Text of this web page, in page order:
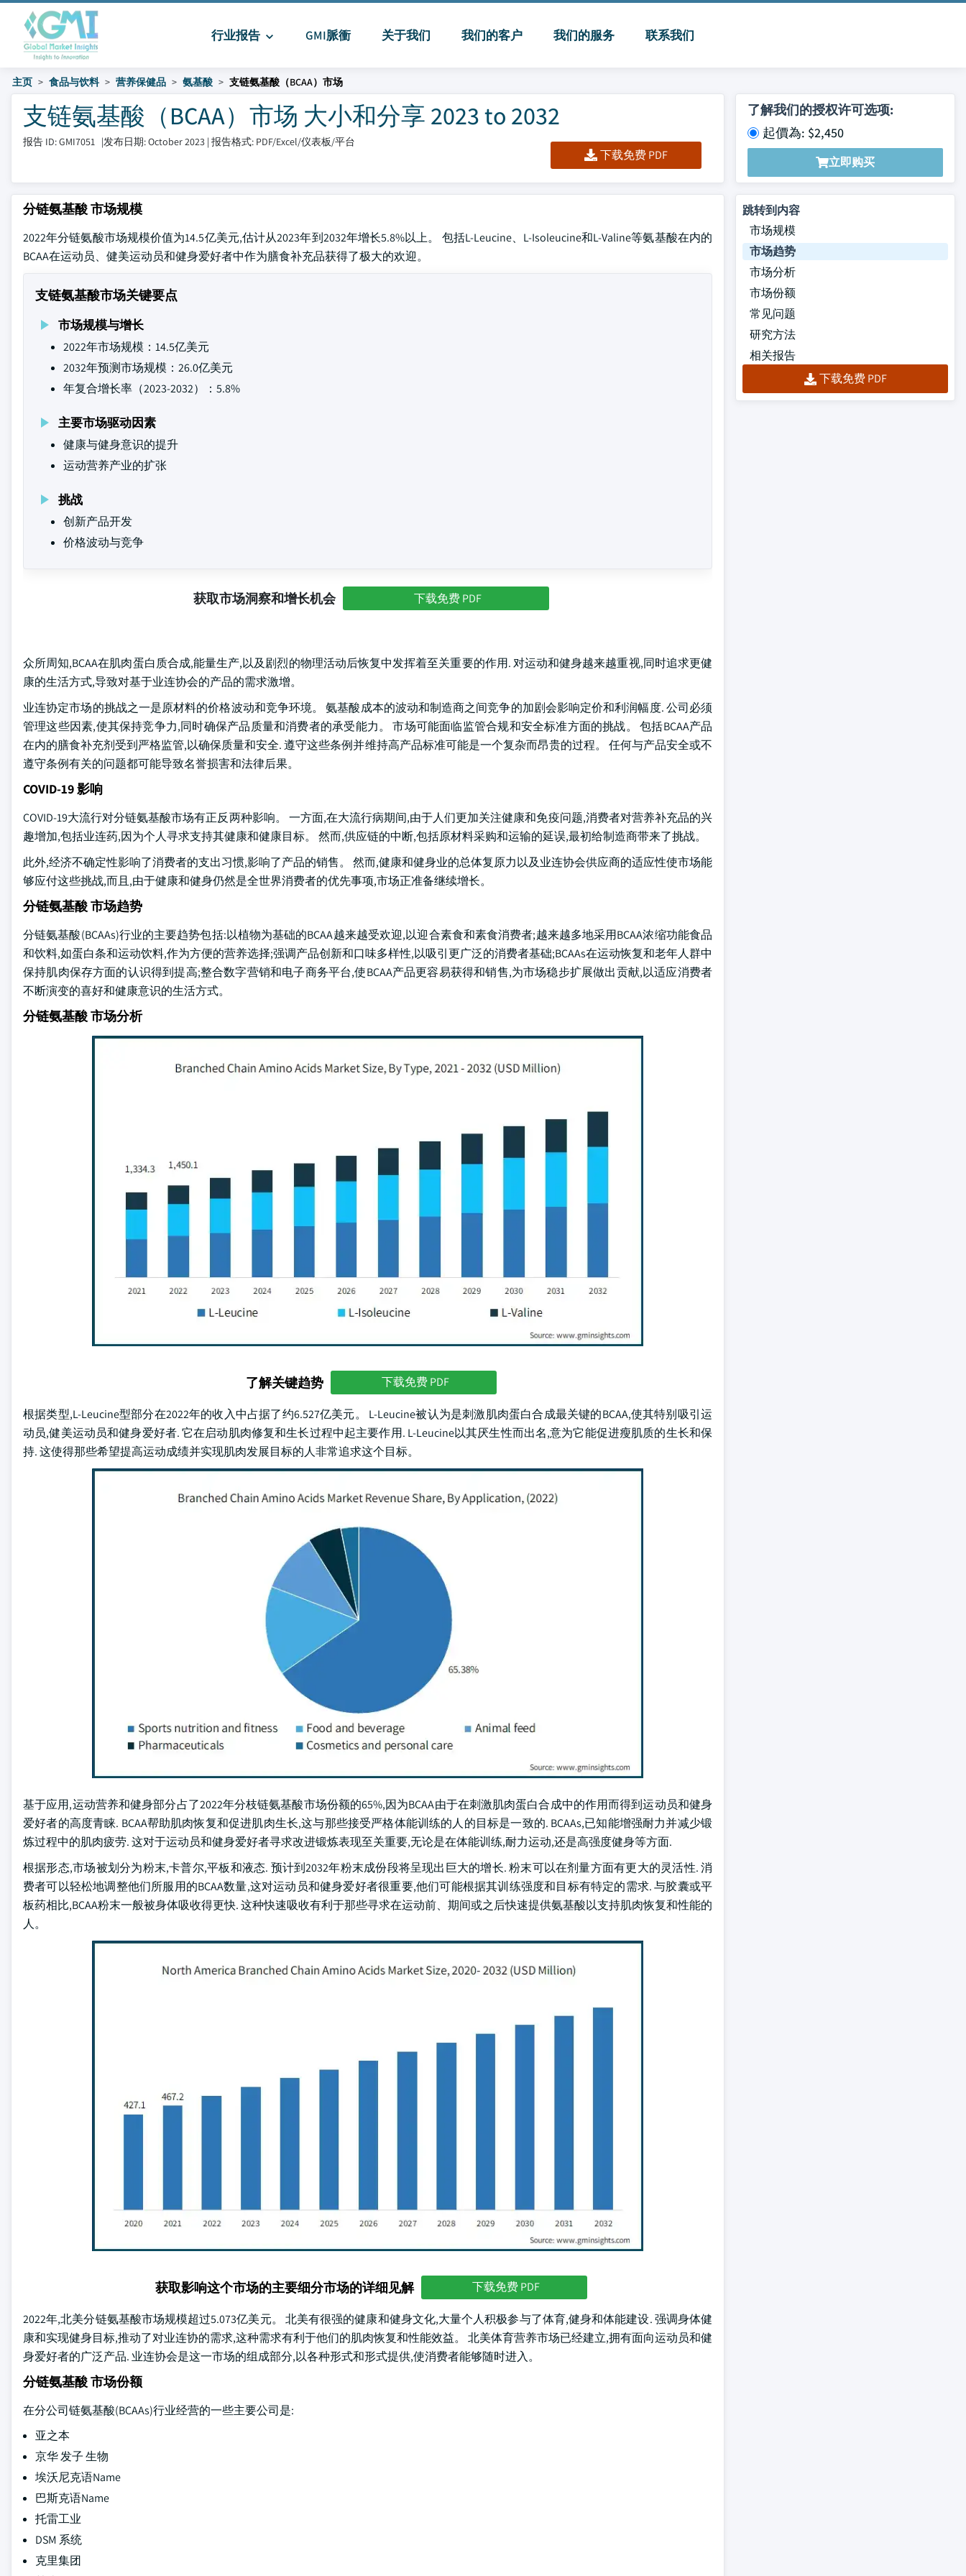
行业报告 GMI脈衝 关于我们 我们的客户 我们的服务 联系我们
主页 食品与饮料 营养保健品 氨基酸 支链氨基酸（BCAA）市场
支链氨基酸（BCAA）市场 大小和分享 2023 to 2032
报告 ID: GMI7051 |发布日期: October 2023 | 报告格式: PDF/Excel/仪表板/平台
下载免费 PDF
了解我们的授权许可选项:
起價為: $2,450
立即购买
分链氨基酸 市场规模
2022年分链氨酸市场规模价值为14.5亿美元,估计从2023年到2032年增长5.8%以上。 包括L-Leucine、L-Isoleucine和L-Valine等氨基酸在内的
BCAA在运动员、健美运动员和健身爱好者中作为膳食补充品获得了极大的欢迎。
支链氨基酸市场关键要点
市场规模与增长
2022年市场规模：14.5亿美元
2032年预测市场规模：26.0亿美元
年复合增长率（2023-2032）：5.8%
主要市场驱动因素
健康与健身意识的提升
运动营养产业的扩张
挑战
创新产品开发
价格波动与竞争
获取市场洞察和增长机会 下载免费 PDF
众所周知,BCAA在肌肉蛋白质合成,能量生产,以及剧烈的物理活动后恢复中发挥着至关重要的作用. 对运动和健身越来越重视,同时追求更健
康的生活方式,导致对基于业连协会的产品的需求激增。
业连协定市场的挑战之一是原材料的价格波动和竞争环境。 氨基酸成本的波动和制造商之间竞争的加剧会影响定价和利润幅度. 公司必须
管理这些因素,使其保持竞争力,同时确保产品质量和消费者的承受能力。 市场可能面临监管合规和安全标准方面的挑战。 包括BCAA产品
在内的膳食补充剂受到严格监管,以确保质量和安全. 遵守这些条例并维持高产品标准可能是一个复杂而昂贵的过程。 任何与产品安全或不
遵守条例有关的问题都可能导致名誉损害和法律后果。
COVID-19 影响
COVID-19大流行对分链氨基酸市场有正反两种影响。 一方面,在大流行病期间,由于人们更加关注健康和免疫问题,消费者对营养补充品的兴
趣增加,包括业连药,因为个人寻求支持其健康和健康目标。 然而,供应链的中断,包括原材料采购和运输的延误,最初给制造商带来了挑战。
此外,经济不确定性影响了消费者的支出习惯,影响了产品的销售。 然而,健康和健身业的总体复原力以及业连协会供应商的适应性使市场能
够应付这些挑战,而且,由于健康和健身仍然是全世界消费者的优先事项,市场正准备继续增长。
分链氨基酸 市场趋势
分链氨基酸(BCAAs)行业的主要趋势包括:以植物为基础的BCAA越来越受欢迎,以迎合素食和素食消费者;越来越多地采用BCAA浓缩功能食品
和饮料,如蛋白条和运动饮料,作为方便的营养选择;强调产品创新和口味多样性,以吸引更广泛的消费者基础;BCAAs在运动恢复和老年人群中
保持肌肉保存方面的认识得到提高;整合数字营销和电子商务平台,使BCAA产品更容易获得和销售,为市场稳步扩展做出贡献,以适应消费者
不断演变的喜好和健康意识的生活方式。
分链氨基酸 市场分析
了解关键趋势 下载免费 PDF
根据类型,L-Leucine型部分在2022年的收入中占据了约6.527亿美元。 L-Leucine被认为是刺激肌肉蛋白合成最关键的BCAA,使其特别吸引运
动员,健美运动员和健身爱好者. 它在启动肌肉修复和生长过程中起主要作用. L-Leucine以其厌生性而出名,意为它能促进瘦肌质的生长和保
持. 这使得那些希望提高运动成绩并实现肌肉发展目标的人非常追求这个目标。
基于应用,运动营养和健身部分占了2022年分枝链氨基酸市场份额的65%,因为BCAA由于在刺激肌肉蛋白合成中的作用而得到运动员和健身
爱好者的高度青睐. BCAA帮助肌肉恢复和促进肌肉生长,这与那些接受严格体能训练的人的目标是一致的. BCAAs,已知能增强耐力并减少锻
炼过程中的肌肉疲劳. 这对于运动员和健身爱好者寻求改进锻炼表现至关重要,无论是在体能训练,耐力运动,还是高强度健身等方面.
根据形态,市场被划分为粉末,卡普尔,平板和液态. 预计到2032年粉末成份段将呈现出巨大的增长. 粉末可以在剂量方面有更大的灵活性. 消
费者可以轻松地调整他们所服用的BCAA数量,这对运动员和健身爱好者很重要,他们可能根据其训练强度和目标有特定的需求. 与胶囊或平
板药相比,BCAA粉末一般被身体吸收得更快. 这种快速吸收有利于那些寻求在运动前、期间或之后快速提供氨基酸以支持肌肉恢复和性能的
人。
获取影响这个市场的主要细分市场的详细见解 下载免费 PDF
2022年,北美分链氨基酸市场规模超过5.073亿美元。 北美有很强的健康和健身文化,大量个人积极参与了体育,健身和体能建设. 强调身体健
康和实现健身目标,推动了对业连协的需求,这种需求有利于他们的肌肉恢复和性能效益。 北美体育营养市场已经建立,拥有面向运动员和健
身爱好者的广泛产品. 业连协会是这一市场的组成部分,以各种形式和形式提供,使消费者能够随时进入。
分链氨基酸 市场份额
在分公司链氨基酸(BCAAs)行业经营的一些主要公司是:
亚之本
京华 发子 生物
埃沃尼克语Name
巴斯克语Name
托雷工业
DSM 系统
克里集团
跳转到内容
市场规模
市场趋势
市场分析
市场份额
常见问题
研究方法
相关报告
下载免费 PDF